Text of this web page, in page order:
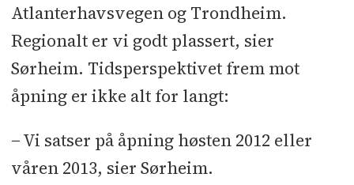
Atlanterhavsvegen og Trondheim.
Regionalt er vi godt plassert, sier
Sørheim. Tidsperspektivet frem mot
åpning er ikke alt for langt:
− Vi satser på åpning høsten 2012 eller
våren 2013, sier Sørheim.